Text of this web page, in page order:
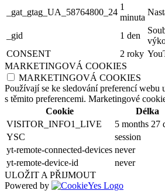
_gat_gtag_UA_58764800_24
1
minuta
_gid 1 den
CONSENT
2 roky
MARKETINGOVÁ COOKIES
MARKETINGOVÁ COOKIES
Používají se ke sledování preferencí webu
s těmito preferencemi. Marketingové
Cookie
Délka
VISITOR_INFO1_LIVE
5 months 27
YSC
session
yt-remote-connected-devices never
yt-remote-device-id
never
ULOŽIT A PŘIJMOUT
Powered by